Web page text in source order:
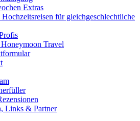
Extras
für gleichgeschlechtliche
Travel
Links & Partner